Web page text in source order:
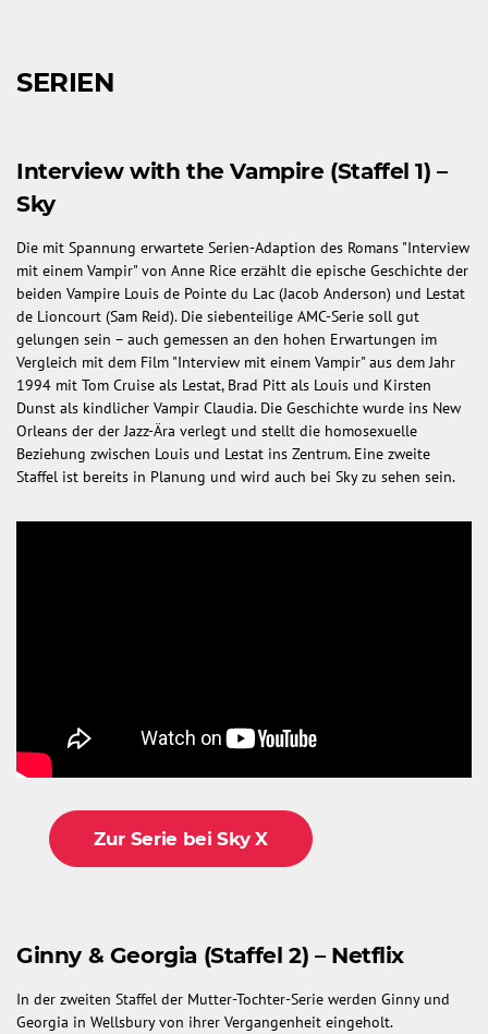
SERIEN
Interview with the Vampire (Staffel 1) –
Sky
Die mit Spannung erwartete Serien-Adaption des Romans "Interview
mit einem Vampir" von Anne Rice erzählt die epische Geschichte der
beiden Vampire Louis de Pointe du Lac (Jacob Anderson) und Lestat
de Lioncourt (Sam Reid). Die siebenteilige AMC-Serie soll gut
gelungen sein – auch gemessen an den hohen Erwartungen im
Vergleich mit dem Film "Interview mit einem Vampir" aus dem Jahr
1994 mit Tom Cruise als Lestat, Brad Pitt als Louis und Kirsten
Dunst als kindlicher Vampir Claudia. Die Geschichte wurde ins New
Orleans der der Jazz-Ära verlegt und stellt die homosexuelle
Beziehung zwischen Louis und Lestat ins Zentrum. Eine zweite
Staffel ist bereits in Planung und wird auch bei Sky zu sehen sein.
Zur Serie bei Sky X
Ginny & Georgia (Staffel 2) – Netflix
In der zweiten Staffel der Mutter-Tochter-Serie werden Ginny und
Georgia in Wellsbury von ihrer Vergangenheit eingeholt.